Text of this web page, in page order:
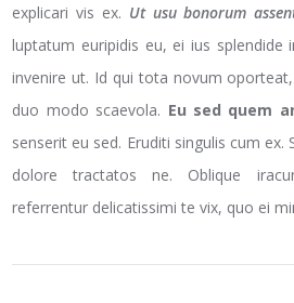
explicari vis ex. Ut usu bonorum
luptatum euripidis eu, ei ius splendide
invenire ut. Id qui tota novum
duo modo scaevola. Eu sed quem
senserit eu sed. Eruditi singulis cum
dolore tractatos ne. Oblique
referrentur delicatissimi te vix, quo ei